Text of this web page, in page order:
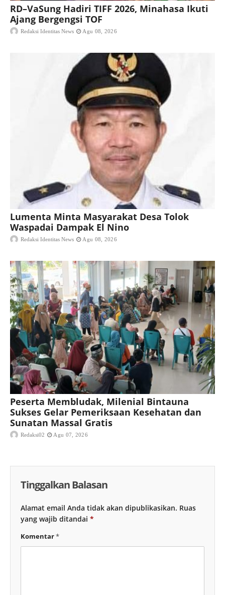
RD–VaSung Hadiri TIFF 2026, Minahasa Ikuti
Ajang Bergengsi TOF
Redaksi Identitas News Agu 08, 2026
Lumenta Minta Masyarakat Desa Tolok
Waspadai Dampak El Nino
Redaksi Identitas News Agu 08, 2026
Peserta Membludak, Milenial Bintauna
Sukses Gelar Pemeriksaan Kesehatan dan
Sunatan Massal Gratis
Redaksi02 Agu 07, 2026
Tinggalkan Balasan
Alamat email Anda tidak akan dipublikasikan. Ruas
yang wajib ditandai *
Komentar*